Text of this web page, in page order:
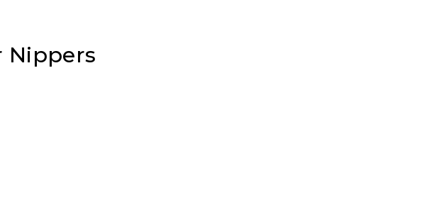
Nippers